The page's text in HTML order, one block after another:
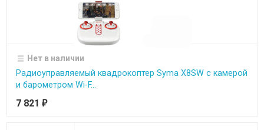
Нет в наличии
Радиоуправляемый квадрокоптер Syma X8SW с камерой
и барометром Wi-F...
7 821 ₽